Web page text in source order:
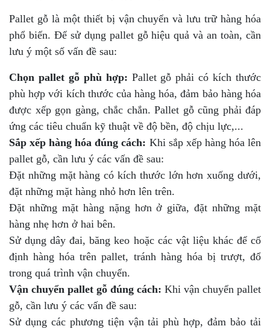
Pallet gỗ là một thiết bị vận chuyển và lưu trữ hàng hóa
phổ biến. Để sử dụng pallet gỗ hiệu quả và an toàn, cần
lưu ý một số vấn đề sau:
Chọn pallet gỗ phù hợp: Pallet gỗ phải có kích thước
phù hợp với kích thước của hàng hóa, đảm bảo hàng hóa
được xếp gọn gàng, chắc chắn. Pallet gỗ cũng phải đáp
ứng các tiêu chuẩn kỹ thuật về độ bền, độ chịu lực,...
Sắp xếp hàng hóa đúng cách: Khi sắp xếp hàng hóa lên
pallet gỗ, cần lưu ý các vấn đề sau:
Đặt những mặt hàng có kích thước lớn hơn xuống dưới,
đặt những mặt hàng nhỏ hơn lên trên.
Đặt những mặt hàng nặng hơn ở giữa, đặt những mặt
hàng nhẹ hơn ở hai bên.
Sử dụng dây đai, băng keo hoặc các vật liệu khác để cố
định hàng hóa trên pallet, tránh hàng hóa bị trượt, đổ
trong quá trình vận chuyển.
Vận chuyển pallet gỗ đúng cách: Khi vận chuyển pallet
gỗ, cần lưu ý các vấn đề sau:
Sử dụng các phương tiện vận tải phù hợp, đảm bảo tải